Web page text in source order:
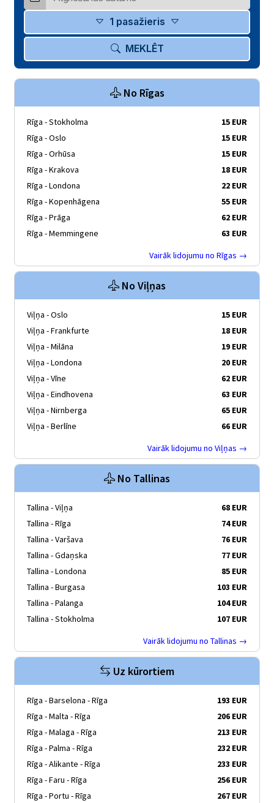
1 pasažieris
MEKLĒT
No Rīgas
Rīga - Stokholma
15 EUR
Rīga - Oslo
15 EUR
Rīga - Orhūsa
15 EUR
Rīga - Krakova
18 EUR
Rīga - Londona
22 EUR
Rīga - Kopenhāgena
55 EUR
Rīga - Prāga
62 EUR
Rīga - Memmingene
63 EUR
Vairāk lidojumu no Rīgas →
No Viļņas
Viļņa - Oslo
15 EUR
Viļņa - Frankfurte
18 EUR
Viļņa - Milāna
19 EUR
Viļņa - Londona
20 EUR
Viļņa - Vīne
62 EUR
Viļņa - Eindhovena
63 EUR
Viļņa - Nirnberga
65 EUR
Viļņa - Berlīne
66 EUR
Vairāk lidojumu no Viļņas →
No Tallinas
Tallina - Viļņa
68 EUR
Tallina - Rīga
74 EUR
Tallina - Varšava
76 EUR
Tallina - Gdaņska
77 EUR
Tallina - Londona
85 EUR
Tallina - Burgasa
103 EUR
Tallina - Palanga
104 EUR
Tallina - Stokholma
107 EUR
Vairāk lidojumu no Tallinas →
Uz kūrortiem
Rīga - Barselona - Rīga
193 EUR
Rīga - Malta - Rīga
206 EUR
Rīga - Malaga - Rīga
213 EUR
Rīga - Palma - Rīga
232 EUR
Rīga - Alikante - Rīga
233 EUR
Rīga - Faru - Rīga
256 EUR
Rīga - Portu - Rīga
267 EUR